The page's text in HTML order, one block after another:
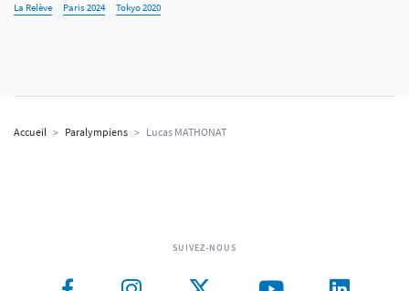
La Relève Paris 2024 Tokyo 2020
Accueil > Paralympiens > Lucas MATHONAT
SUIVEZ-NOUS